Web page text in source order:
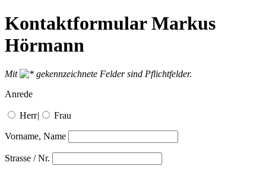
Kontaktformular Markus
Hörmann
Mit
gekennzeichnete Felder sind Pflichtfelder.
Anrede
Herr| Frau
Vorname, Name
Strasse / Nr.